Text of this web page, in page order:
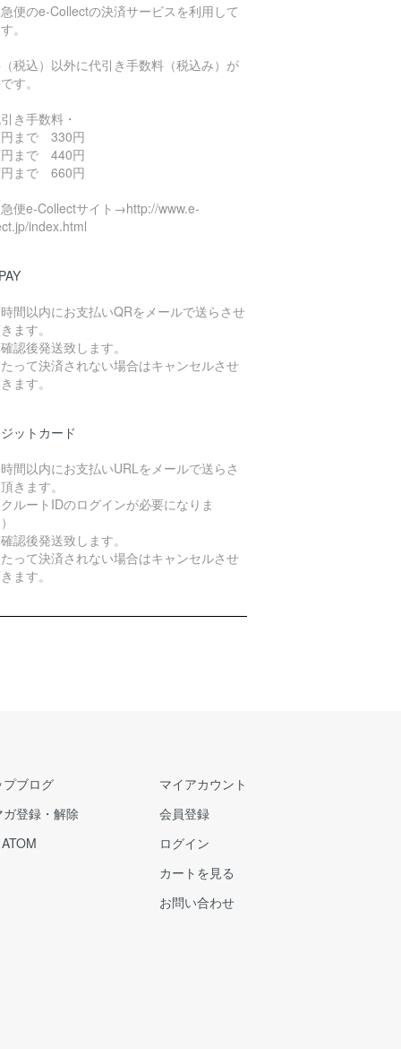
便のe-Collectの決済サービスを利用して
。
税込）以外に代引き手数料（税込み）が
す。
引き手数料・
まで 330円
円まで 440円
まで 660円
便e-Collectサイト→http://www.e-
index.html
間以内にお支払いQRをメールで送らさせ
ます。
認後発送致します。
たって決済されない場合はキャンセルさせ
ます。
ットカード
間以内にお支払いURLをメールで送らさ
きます。
クルートIDのログインが必要になりま
認後発送致します。
たって決済されない場合はキャンセルさせ
ます。
プブログ
ガ登録・解除
ATOM
マイアカウント
会員登録
ログイン
カートを見る
お問い合わせ